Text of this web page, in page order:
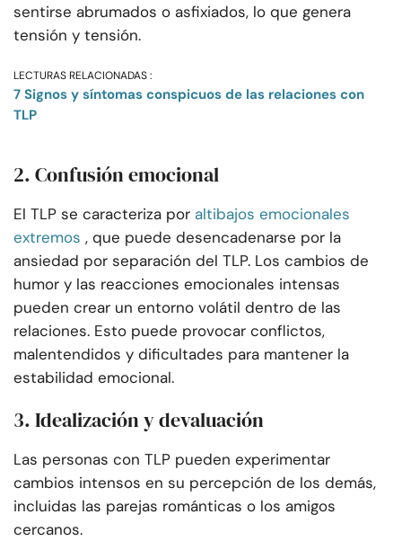
sentirse abrumados o asfixiados, lo que genera
tensión y tensión.
LECTURAS RELACIONADAS :
7 Signos y síntomas conspicuos de las relaciones con
TLP
2. Confusión emocional
El TLP se caracteriza por altibajos emocionales
extremos , que puede desencadenarse por la
ansiedad por separación del TLP. Los cambios de
humor y las reacciones emocionales intensas
pueden crear un entorno volátil dentro de las
relaciones. Esto puede provocar conflictos,
malentendidos y dificultades para mantener la
estabilidad emocional.
3. Idealización y devaluación
Las personas con TLP pueden experimentar
cambios intensos en su percepción de los demás,
incluidas las parejas románticas o los amigos
cercanos.